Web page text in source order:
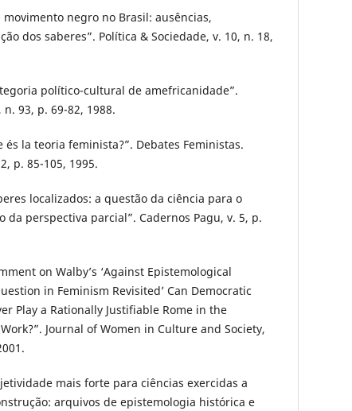
movimento negro no Brasil: ausências,
dos saberes”. Política & Sociedade, v. 10, n. 18,
político-cultural de amefricanidade”.
93, p. 69-82, 1988.
és la teoria feminista?”. Debates Feministas.
p. 85-105, 1995.
localizados: a questão da ciência para o
perspectiva parcial”. Cadernos Pagu, v. 5, p.
on Walby’s ‘Against Epistemological
in Feminism Revisited’ Can Democratic
Play a Rationally Justifiable Rome in the
Journal of Women in Culture and Society,
mais forte para ciências exercidas a
arquivos de epistemologia histórica e